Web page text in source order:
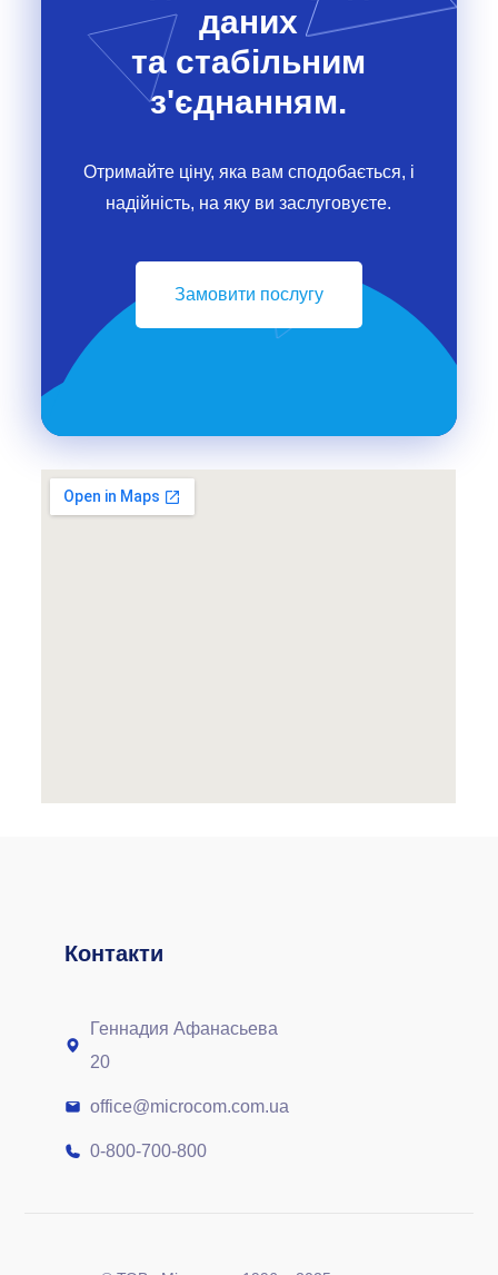
даних
та стабільним
з'єднанням.
Отримайте ціну, яка вам сподобається, і
надійність, на яку ви заслуговуєте.
Замовити послугу
Контакти
Геннадия Афанасьева
20
office@microcom.com.ua
0-800-700-800